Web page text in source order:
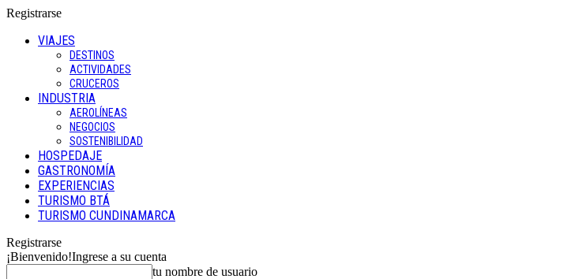
Registrarse
VIAJES
DESTINOS
ACTIVIDADES
CRUCEROS
INDUSTRIA
AEROLÍNEAS
NEGOCIOS
SOSTENIBILIDAD
HOSPEDAJE
GASTRONOMÍA
EXPERIENCIAS
TURISMO BTÁ
TURISMO CUNDINAMARCA
Registrarse
¡Bienvenido!Ingrese a su cuenta
tu nombre de usuario